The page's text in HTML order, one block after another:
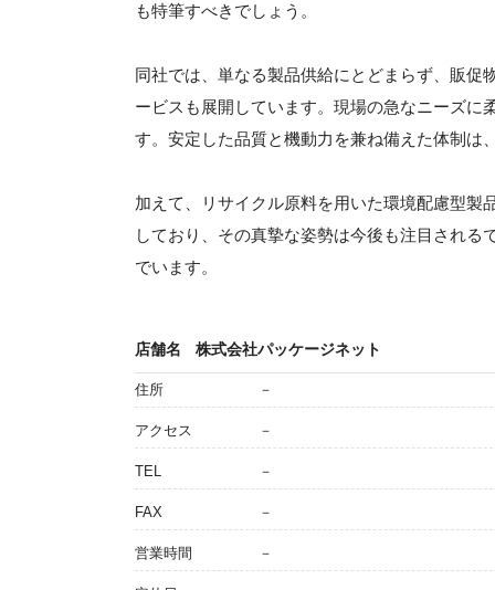
も特筆すべきでしょう。
同社では、単なる製品供給にとどまらず、販促
ービスも展開しています。現場の急なニーズに
す。安定した品質と機動力を兼ね備えた体制は
加えて、リサイクル原料を用いた環境配慮型製
しており、その真摯な姿勢は今後も注目され
でいます。
店舗名 株式会社パッケージネット
住所 －
アクセス －
TEL －
FAX －
営業時間 －